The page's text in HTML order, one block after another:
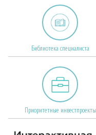
Библиотека специалиста
Приоритетные инвестпроекты